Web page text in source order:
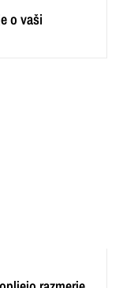
o vaši